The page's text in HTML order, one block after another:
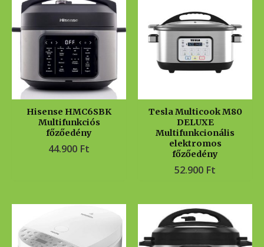
Hisense HMC6SBK
Multifunkciós
főzőedény
44.900 Ft
Tesla Multicook M80
DELUXE
Multifunkcionális
elektromos
főzőedény
52.900 Ft